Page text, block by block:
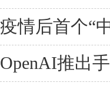
疫情后首个“
OpenAI推出